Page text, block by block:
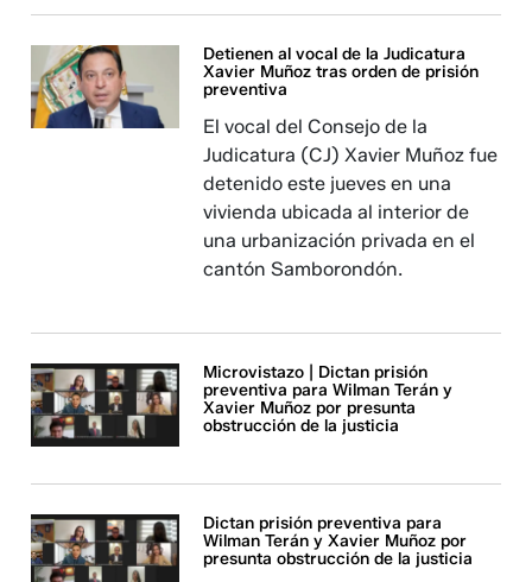
Detienen al vocal de la Judicatura
Xavier Muñoz tras orden de prisión
preventiva
El vocal del Consejo de la
Judicatura (CJ) Xavier Muñoz fue
detenido este jueves en una
vivienda ubicada al interior de
una urbanización privada en el
cantón Samborondón.
Microvistazo | Dictan prisión
preventiva para Wilman Terán y
Xavier Muñoz por presunta
obstrucción de la justicia
Dictan prisión preventiva para
Wilman Terán y Xavier Muñoz por
presunta obstrucción de la justicia